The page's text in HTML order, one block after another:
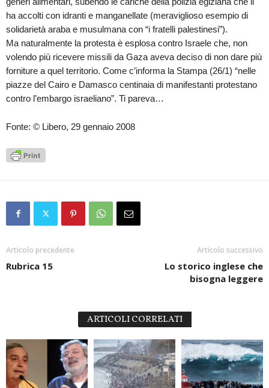
ha accolti con idranti e manganellate (meraviglioso esempio di
solidarietà araba e musulmana con “i fratelli palestinesi”).
Ma naturalmente la protesta è esplosa contro Israele che, non
volendo più ricevere missili da Gaza aveva deciso di non dare più
forniture a quel territorio. Come c’informa la Stampa (26/1) “nelle
piazze del Cairo e Damasco centinaia di manifestanti protestano
contro l’embargo israeliano”. Ti pareva…
Fonte: © Libero, 29 gennaio 2008
Articolo precedente
Rubrica 15
Articolo successivo
Lo storico inglese che
bisogna leggere
ARTICOLI CORRELATI